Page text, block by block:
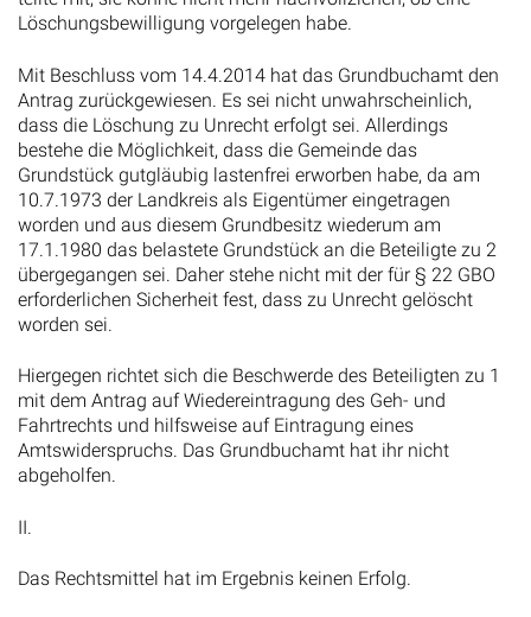
Löschungsbewilligung vorgelegen habe.
Mit Beschluss vom 14.4.2014 hat das Grundbuchamt den
Antrag zurückgewiesen. Es sei nicht unwahrscheinlich,
dass die Löschung zu Unrecht erfolgt sei. Allerdings
bestehe die Möglichkeit, dass die Gemeinde das
Grundstück gutgläubig lastenfrei erworben habe, da am
10.7.1973 der Landkreis als Eigentümer eingetragen
worden und aus diesem Grundbesitz wiederum am
17.1.1980 das belastete Grundstück an die Beteiligte zu 2
übergegangen sei. Daher stehe nicht mit der für § 22 GBO
erforderlichen Sicherheit fest, dass zu Unrecht gelöscht
worden sei.
Hiergegen richtet sich die Beschwerde des Beteiligten zu 1
mit dem Antrag auf Wiedereintragung des Geh- und
Fahrtrechts und hilfsweise auf Eintragung eines
Amtswiderspruchs. Das Grundbuchamt hat ihr nicht
abgeholfen.
II.
Das Rechtsmittel hat im Ergebnis keinen Erfolg.